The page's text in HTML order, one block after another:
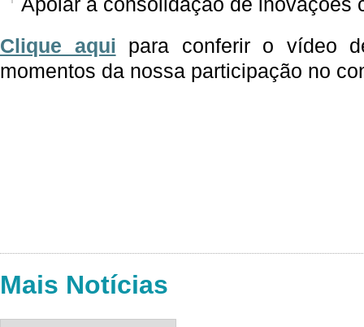
Clique aqui para conferiro vídeo
momentos da nossa participação no
Mais Notícias